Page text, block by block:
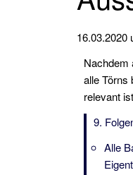
16.03.2020
Nachdem
alle Törns
relevant
9.
Alle